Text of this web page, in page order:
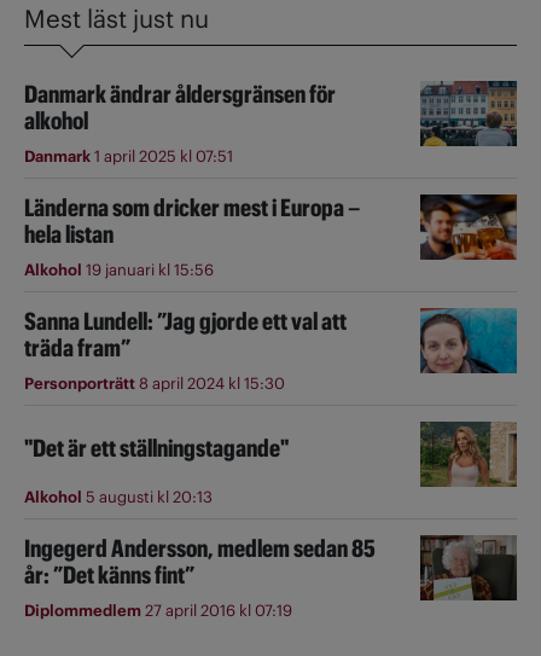
Mest läst just nu
Danmark ändrar åldersgränsen för
alkohol
Danmark1 april 2025 kl 07:51
Länderna som dricker mest i Europa –
hela listan
Alkohol 19 januari kl 15:56
Sanna Lundell: ”Jag gjorde ett val att
träda fram”
Personporträtt8 april 2024 kl 15:30
"Det är ett ställningstagande"
Alkohol 5 augusti kl 20:13
Ingegerd Andersson, medlem sedan 85
år: ”Det känns fint”
Diplommedlem27 april 2016 kl 07:19